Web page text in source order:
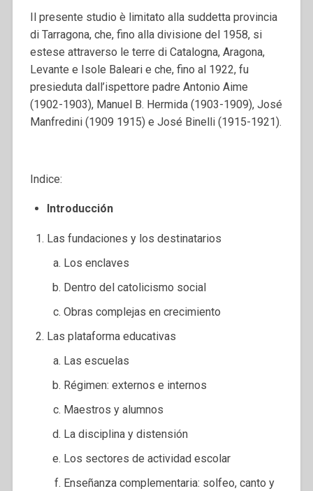
Il presente studio è limitato alla suddetta provincia
di Tarragona, che, fino alla divisione del 1958, si
estese attraverso le terre di Catalogna, Aragona,
Levante e Isole Baleari e che, fino al 1922, fu
presieduta dall’ispettore padre Antonio Aime
(1902-1903), Manuel B. Hermida (1903-1909), José
Manfredini (1909 1915) e José Binelli (1915-1921).
Indice:
Introducción
Las fundaciones y los destinatarios
Los enclaves
Dentro del catolicismo social
Obras complejas en crecimiento
Las plataforma educativas
Las escuelas
Régimen: externos e internos
Maestros y alumnos
La disciplina y distensión
Los sectores de actividad escolar
Enseñanza complementaria: solfeo, canto y